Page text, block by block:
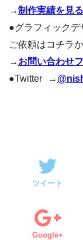
→制作実績を見る
●グラフィック
ご依頼はコチラ
→ お問い合わせ
●Twitter →
ツイート
Google+